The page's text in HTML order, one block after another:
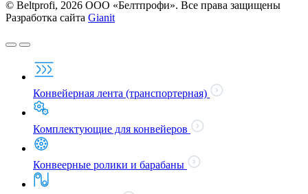
© Beltprofi, 2026 ООО «Белтпрофи». Все права защищены
Разработка сайта Gianit
Конвейерная лента (транспортерная)
Комплектующие для конвейеров
Конвеерные ролики и барабаны